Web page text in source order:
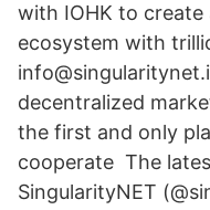
with IOHK to create
ecosystem with
decentralized
the first and only
cooperate The
SingularityNET